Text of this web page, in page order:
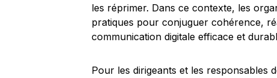
les réprimer. Dans ce contexte, les
pratiques pour conjuguer cohérence,
communication digitale efficace et
Pour les dirigeants et les responsables